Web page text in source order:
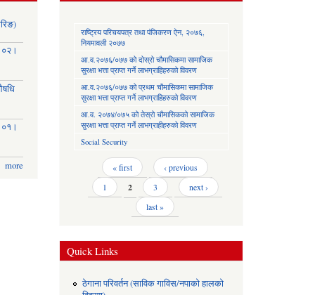
more
राष्ट्रिय परिचयपत्र तथा पंजिकरण ऐन, २०७६,
नियमावली २०७७
आ.व.२०७६/०७७ को दोस्रो चौमासिकमा सामाजिक
सुरक्षा भत्ता प्राप्त गर्ने लाभग्राहिहरुको विवरण
आ.व.२०७६/०७७ को प्रथम चौमासिकमा सामाजिक
सुरक्षा भत्ता प्राप्त गर्ने लाभग्राहिहरुको विवरण
आ.व. २०७४/०७५ को तेस्रो चौमासिकको सामाजिक
सुरक्षा भत्ता प्राप्त गर्ने लाभग्राहीहरुको विवरण
Social Security
Pages « first
‹ previous
1
2 3
next ›
last »
Quick Links
ठेगाना परिवर्तन (साविक गाविस/नपाको हालको